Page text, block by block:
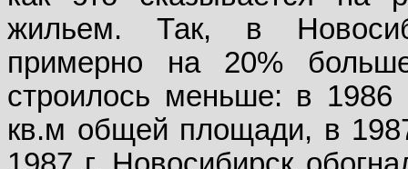
жильем. Так, в
примерно на 20%
строилось меньше: в 1986
кв.м общей площади, в